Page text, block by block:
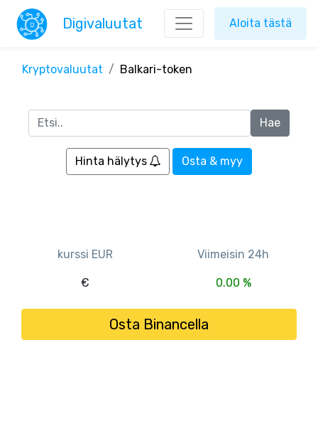
Digivaluutat Aloita tästä
Kryptovaluutat Balkari-token
Hinta hälytys Osta & myy
kurssi EUR
€
Viimeisin 24h
0.00 %
Osta Binancella